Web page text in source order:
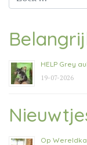
naar:
HELP Grey
19-07-2026
Op